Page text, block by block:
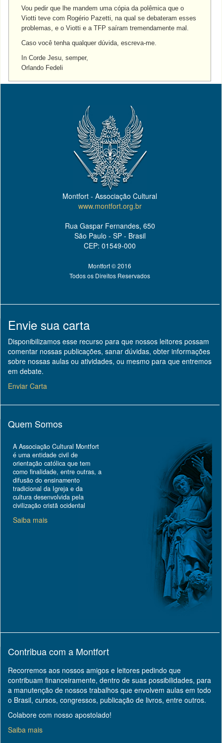
Vou pedir que lhe mandem uma cópia da polêmica que o
Viotti teve com Rogério Pazetti, na qual se debateram esses
problemas, e o Viotti e a TFP saíram tremendamente mal.
Caso você tenha qualquer dúvida, escreva-me.
In Corde Jesu, semper,
Orlando Fedeli
Montfort - Associação Cultural
www.montfort.org.br
Rua Gaspar Fernandes, 650
São Paulo - SP - Brasil
CEP: 01549-000
Montfort © 2016
Todos os Direitos Reservados
Envie sua carta
Disponibilizamos esse recurso para que nossos leitores possam
comentar nossas publicações, sanar dúvidas, obter informações
sobre nossas aulas ou atividades, ou mesmo para que entremos
em debate.
Enviar Carta
Quem Somos
A Associação Cultural Montfort
é uma entidade civil de
orientação católica que tem
como finalidade, entre outras, a
difusão do ensinamento
tradicional da Igreja e da
cultura desenvolvida pela
civilização cristã ocidental
Saiba mais
Contribua com a Montfort
Recorremos aos nossos amigos e leitores pedindo que
contribuam financeiramente, dentro de suas possibilidades, para
a manutenção de nossos trabalhos que envolvem aulas em todo
o Brasil, cursos, congressos, publicação de livros, entre outros.
Colabore com nosso apostolado!
Saiba mais